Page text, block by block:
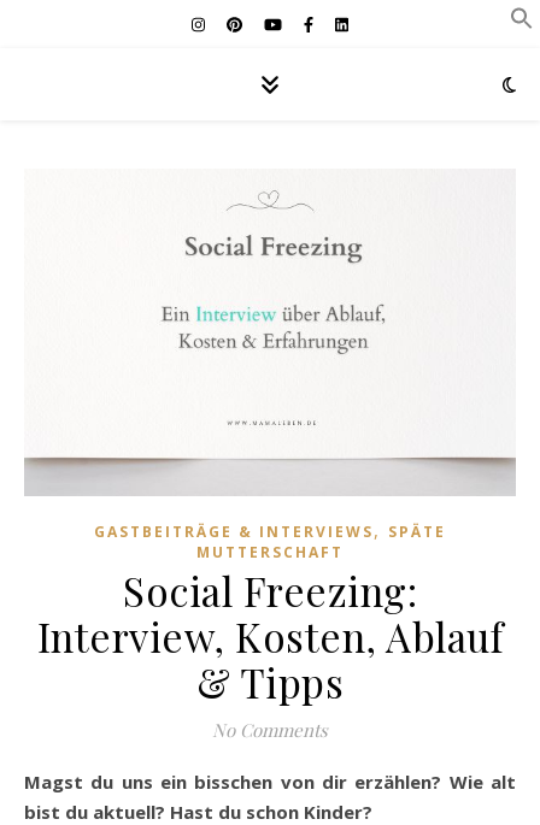
GASTBEITRÄGE & INTERVIEWS, SPÄTE
MUTTERSCHAFT
Social Freezing:
Interview, Kosten, Ablauf
& Tipps
No Comments
Magst du uns ein bisschen von dir erzählen? Wie alt
bist du aktuell? Hast du schon Kinder?